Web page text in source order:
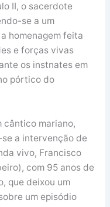
II, o sacerdote
se a um
homenagem feita
e forças vivas
os instnates em
pórtico do
cântico mariano,
se a intervenção de
vivo, Francisco
com 95 anos de
que deixou um
um episódio